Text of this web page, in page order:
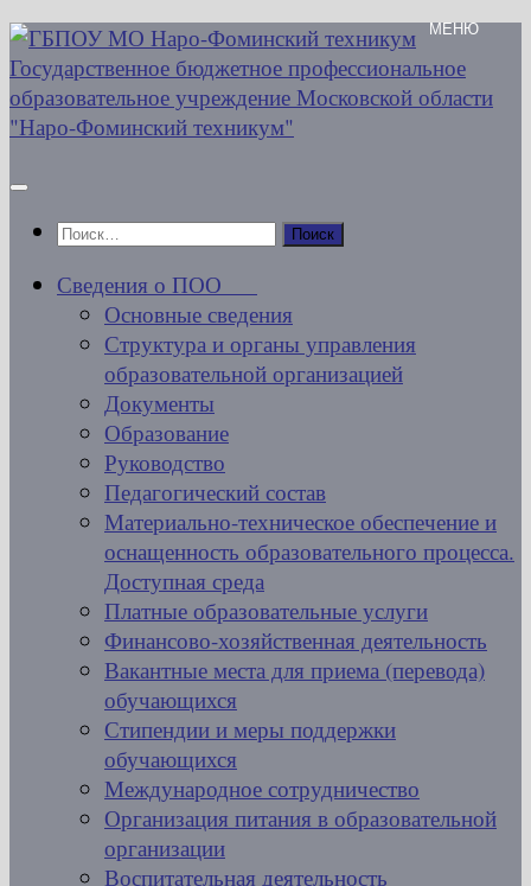
Перейти
к
содержимому
Найти:
Сведения о ПОО
Основные сведения
Структура и органы управления
образовательной организацией
Документы
Образование
Руководство
Педагогический состав
Материально-техническое обеспечение и
оснащенность образовательного процесса.
Доступная среда
Платные образовательные услуги
Финансово-хозяйственная деятельность
Вакантные места для приема (перевода)
обучающихся
Стипендии и меры поддержки
обучающихся
Международное сотрудничество
Организация питания в образовательной
организации
Воспитательная деятельность